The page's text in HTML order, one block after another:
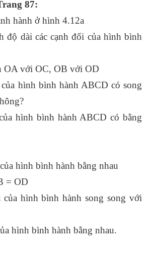
87:
hành ở hình 4.12a
độ dài các cạnh đối của hình bình
OA với OC, OB với OD
hình bình hành ABCD có song
hình bình hành ABCD có bằng
hình bình hành bằng nhau
= OD
của hình bình hành song song với
hình bình hành bằng nhau.